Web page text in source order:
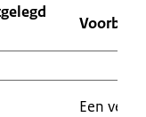
Een